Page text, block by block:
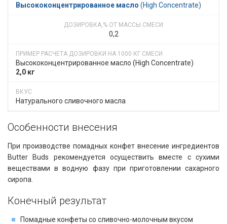
Высоко­­концентри­рован­ное масло ​​ (High Concentrate)
0,2
Высоко­­концентри­рован­ное масло​​ (High Concentrate)
2,0 кг
Натурального сливочного масла
Особенности внесения​​
При производстве помадных конфет внесение ингредиентов
Butter Buds рекомендуется осуществить вместе с сухими
веществами в водную фазу при приготовлении сахарного
сиропа.
Конечный результат
Помадные конфеты со сливочно-молочным вкусом